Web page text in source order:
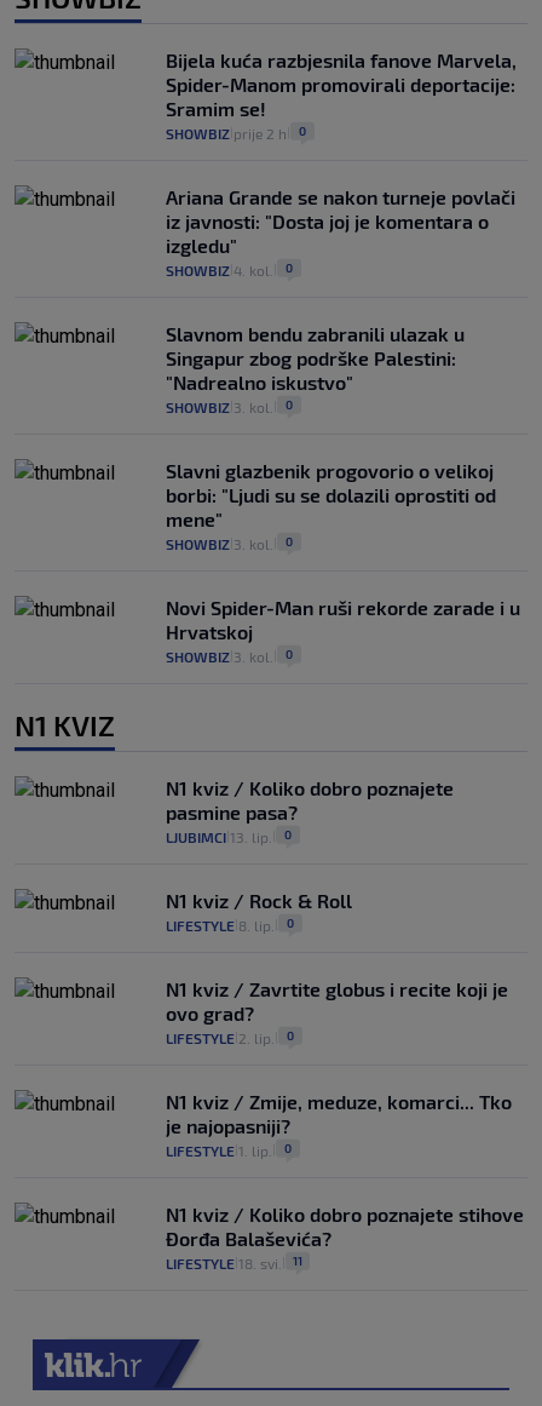
Bijela kuća razbjesnila fanove Marvela,
Spider-Manom promovirali deportacije:
Sramim se!
SHOWBIZ prije 2 h 0
Ariana Grande se nakon turneje povlači
iz javnosti: "Dosta joj je komentara o
izgledu"
SHOWBIZ 4. kol. 0
Slavnom bendu zabranili ulazak u
Singapur zbog podrške Palestini:
"Nadrealno iskustvo"
SHOWBIZ 3. kol. 0
Slavni glazbenik progovorio o velikoj
borbi: "Ljudi su se dolazili oprostiti od
mene"
SHOWBIZ 3. kol. 0
Novi Spider-Man ruši rekorde zarade i u
Hrvatskoj
SHOWBIZ 3. kol. 0
N1 KVIZ
N1 kviz / Koliko dobro poznajete
pasmine pasa?
LJUBIMCI 13. lip. 0
N1 kviz / Rock & Roll
LIFESTYLE 8. lip. 0
N1 kviz / Zavrtite globus i recite koji je
ovo grad?
LIFESTYLE 2. lip. 0
N1 kviz / Zmije, meduze, komarci... Tko
je najopasniji?
LIFESTYLE 1. lip. 0
N1 kviz / Koliko dobro poznajete stihove
Đorđa Balaševića?
LIFESTYLE 18. svi. 11